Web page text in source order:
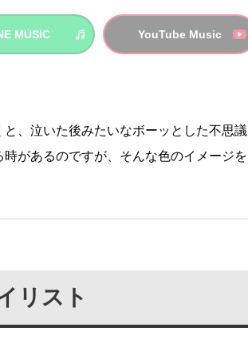
MUSIC YouTube Music
、泣いた後みたいなボーッとした不思議
があるのですが、そんな色のイメージを
リスト